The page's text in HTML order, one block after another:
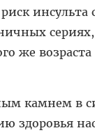
инсульта
же
камнем в
здоровья